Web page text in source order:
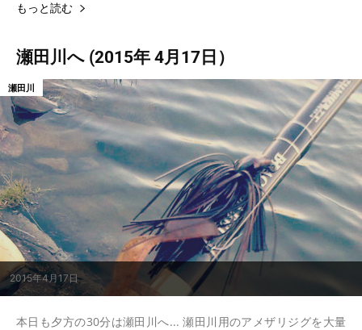
もっと読む
瀬田川へ (2015年 4月17日）
2015年4月17日
瀬田川
本日も夕方の30分は瀬田川へ... 瀬田川用のアメザリジグを大量